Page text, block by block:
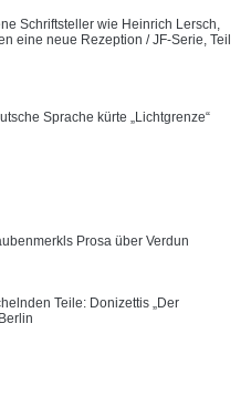
Schriftsteller wie Heinrich Lersch,
eine neue Rezeption / JF-Serie, Teil
Sprache kürte „Lichtgrenze“
Prosa über Verdun
Teile: Donizettis „Der